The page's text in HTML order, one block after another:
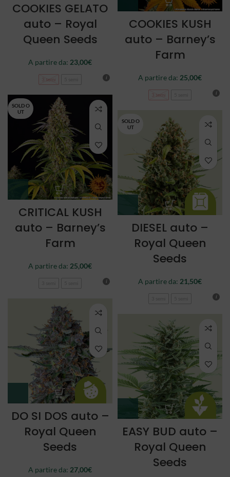
COOKIES GELATO
auto – Royal
Queen Seeds
A partire da: 23,00€
3 semi
COOKIES KUSH
auto – Barney’s
Farm
A partire da: 25,00€
3 semi
SOLD O
UT
CRITICAL KUSH
auto – Barney’s
Farm
A partire da: 25,00€
SOLD O
UT
DIESEL auto –
Royal Queen
Seeds
A partire da: 21,50€
DO SI DOS auto –
Royal Queen
Seeds
A partire da: 27,00€
EASY BUD auto –
Royal Queen
Seeds